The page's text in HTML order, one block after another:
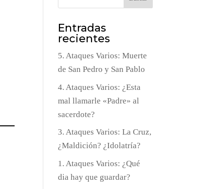
Entradas
recientes
5. Ataques Varios: Muerte
de San Pedro y San Pablo
4. Ataques Varios: ¿Esta
mal llamarle «Padre» al
sacerdote?
3. Ataques Varios: La Cruz,
¿Maldición? ¿Idolatría?
1. Ataques Varios: ¿Qué
dia hay que guardar?